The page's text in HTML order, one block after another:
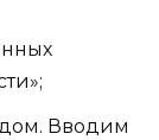
Вводим